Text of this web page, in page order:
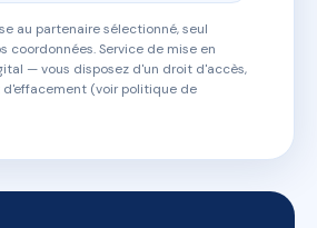
au partenaire sélectionné, seul
coordonnées. Service de mise en
— vous disposez d'un droit d'accès,
(voir politique de